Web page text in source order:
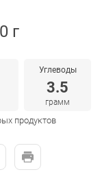
г
Углеводы
3.5
грамм
продуктов